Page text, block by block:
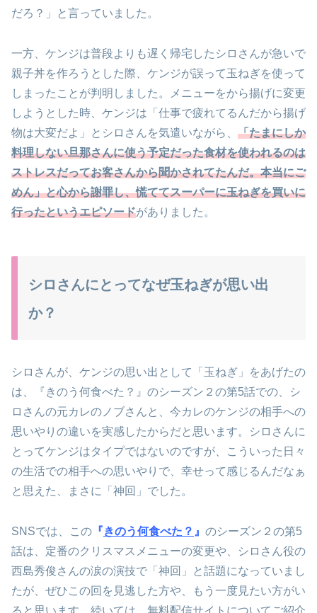
だろ？」と言っていました。
一方、ケンジは普段よりも遅く帰宅したシロさんが急いで
親子丼を作ろうとした際、ケンジが誤って玉ねぎを使って
しまったことが判明しました。メニューをから揚げに変更
しようとした時、ケンジは「仕事で疲れてるんだから揚げ
物は大変だよ」とシロさんを気遣いながら、 「たまにしか
料理しない旦那さんに使う予定だった食材を使われるのは
ストレスだってお客さんから聞かされてたんだ。本当にご
めん」と心から謝罪し、慌ててスーパーに玉ねぎを買いに
行ったというエピソードがありました。
シロさんにとってなぜ玉ねぎが思い出
か？
シロさんが、ケンジの思い出として「玉ねぎ」をあげたの
は、『きのう何食べた？』のシーズン２の第5話での、シ
ロさんの元カレのノブさんと、今カレのケンジの相手への
思いやりの違いを実感したからだと思います。シロさんに
とってケンジはタイプではないのですが、こういった日々
の生活での相手への思いやりで、幸せって感じるんだなぁ
と思えた、まさに「神回」でした。
SNSでは、この 『きのう何食べた？ 』 のシーズン２の第5
話は、定番のクリスマスメニューの変更や、シロさん役の
西島秀俊さんの涙の演技で「神回」と話題になっていまし
たが、ぜひこの回を見逃した方や、もう一度見たい方がい
ると思います。続いては、無料配信サイトについてご紹介